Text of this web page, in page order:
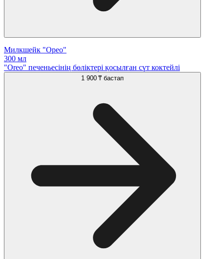
Милкшейк "Орео"
300 мл
"Oreo" печеньесінің бөліктері қосылған сүт коктейлі
1 900 ₸ бастап